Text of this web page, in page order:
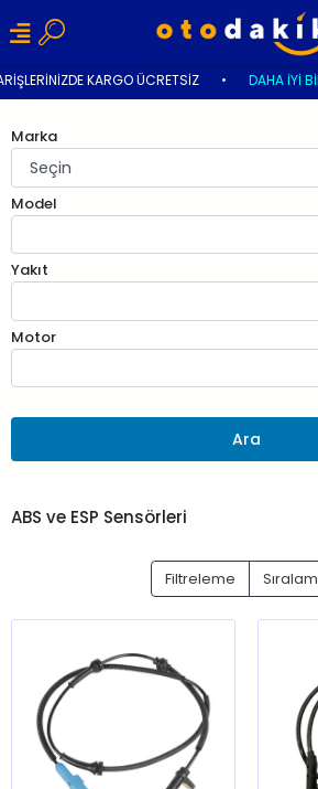
KARGO ÜCRETSİZ DAHA İYİ
Marka
Model
Yakıt
Motor
Ara
ABS ve ESP Sensörleri
Filtreleme